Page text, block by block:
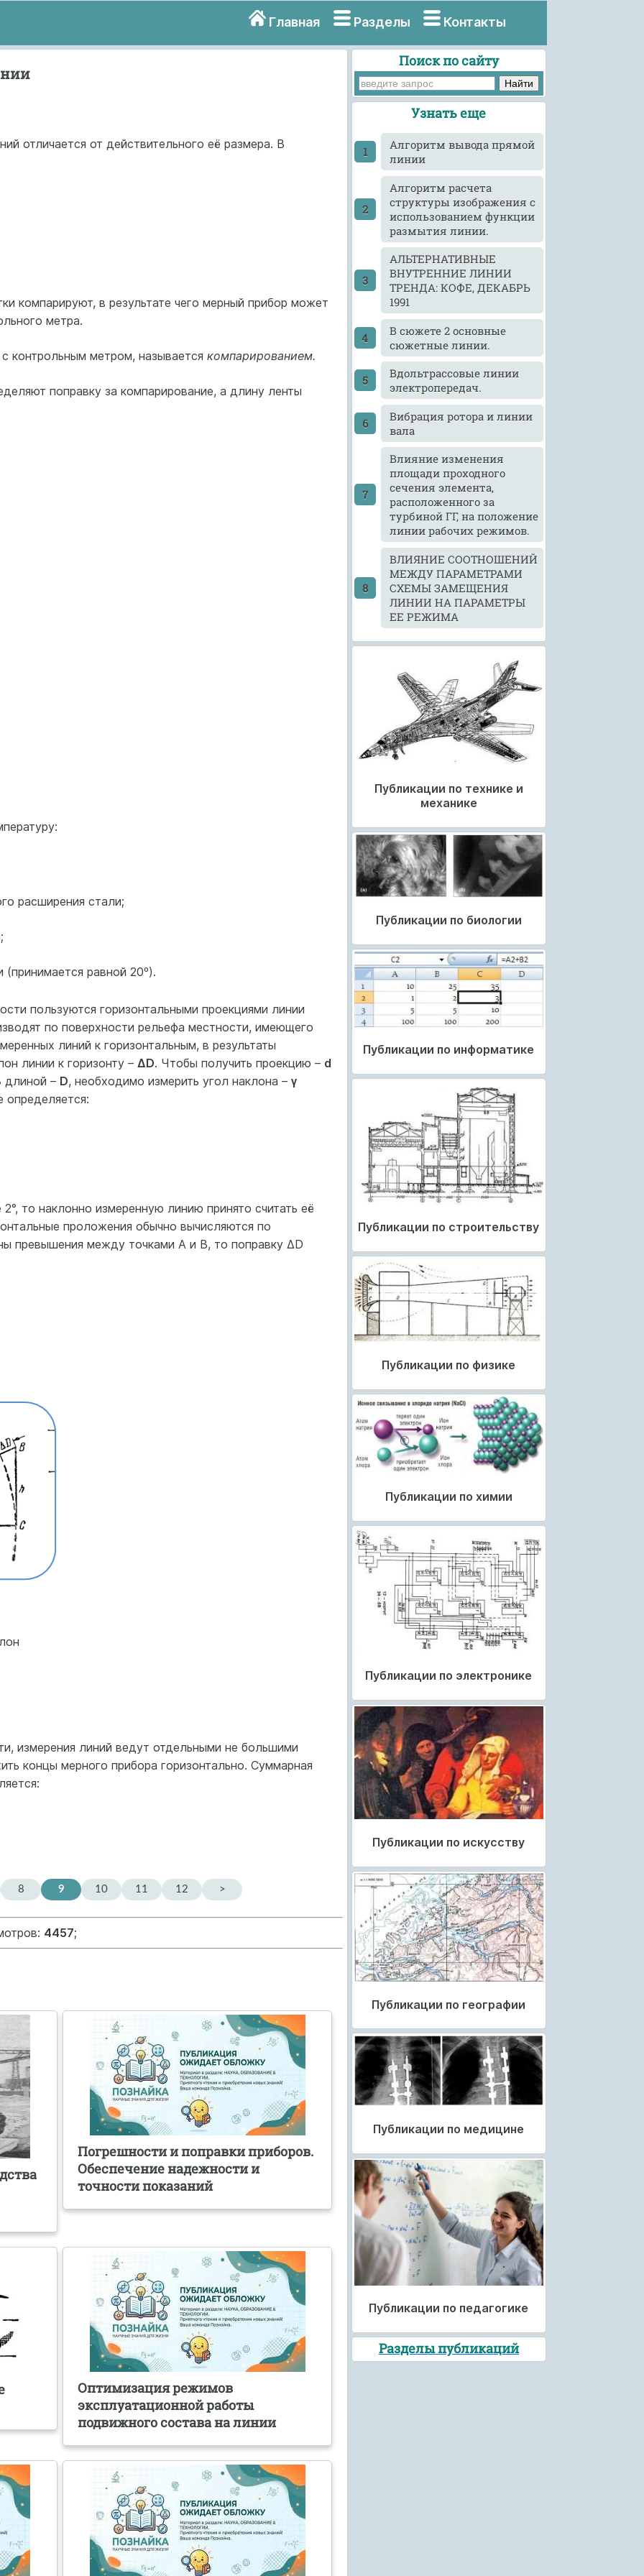
Главная Разделы Контакты
отличается от действительного её размера. В
компарируют, в результате чего мерный прибор может
метра.
контрольным метром, называется компарированием.
поправку за компарирование, а длину ленты
расширения стали;
равной 20º).
пользуются горизонтальными проекциями линии
по поверхности рельефа местности, имеющего
линий к горизонтальным, в результаты
линии к горизонту – ΔD. Чтобы получить проекцию – d
длиной – D, необходимо измерить угол наклона – γ
определяется:
то наклонно измеренную линию принято считать её
проложения обычно вычисляются по
превышения между точками А и В, то поправку ΔD
измерения линий ведут отдельными не большими
концы мерного прибора горизонтально. Суммарная
8 9 10 11 12 >
4457;
Погрешности и поправки приборов.
Обеспечение надежности и
точности показаний
Оптимизация режимов
эксплуатационной работы
подвижного состава на линии
Поиск по сайту
Узнать еще
Алгоритм вывода прямой
линии
Алгоритм расчета
структуры изображения с
использованием функции
размытия линии.
АЛЬТЕРНАТИВНЫЕ
ВНУТРЕННИЕ ЛИНИИ
ТРЕНДА: КОФЕ, ДЕКАБРЬ
1991
В сюжете 2 основные
сюжетные линии.
Вдольтрассовые линии
электропередач.
Вибрация ротора и линии
вала
Влияние изменения
площади проходного
сечения элемента,
расположенного за
турбиной ГГ, на положение
линии рабочих режимов.
ВЛИЯНИЕ СООТНОШЕНИЙ
МЕЖДУ ПАРАМЕТРАМИ
СХЕМЫ ЗАМЕЩЕНИЯ
ЛИНИИ НА ПАРАМЕТРЫ
ЕЕ РЕЖИМА
Публикации по технике и
механике
Публикации по биологии
Публикации по информатике
Публикации по строительству
Публикации по физике
Публикации по химии
Публикации по электронике
Публикации по искусству
Публикации по географии
Публикации по медицине
Публикации по педагогике
Разделы публикаций